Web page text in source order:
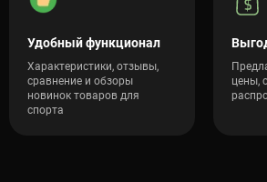
Удобный функционал
Характеристики, отзывы,
сравнение и обзоры
новинок товаров для
спорта
цены,